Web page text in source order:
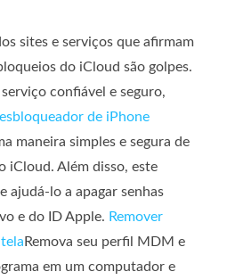
sites e serviços que afirmam
do iCloud são golpes.
confiável e seguro,
de iPhone
maneira simples e segura de
iCloud. Além disso, este
ajudá-lo a apagar senhas
e do ID Apple. Remover
Remova seu perfil MDM e
em um computador e